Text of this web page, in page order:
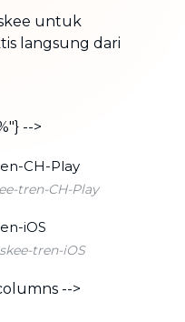
untuk
langsung dari
-->
tren-CH-Play
tren-iOS
-->